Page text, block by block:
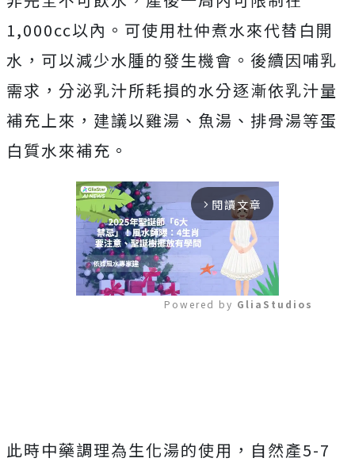
1,000cc以內。可使用杜仲煮水來代替白開
水，可以減少水腫的發生機會。後續因哺乳
需求，分泌乳汁所耗損的水分逐漸依乳汁量
補充上來，建議以雞湯、魚湯、排骨湯等蛋
白質水來補充。
arrow_forward_ios 閱讀文章
Powered by GliaStudios
此時中藥調理為生化湯的使用，自然產5-7